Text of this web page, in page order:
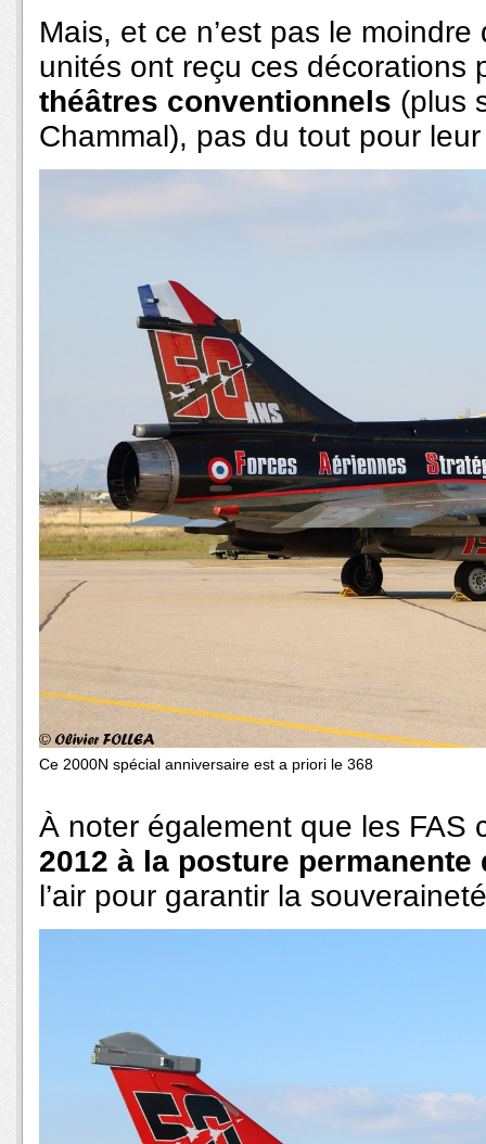
Mais, et ce n’est pas le
unités ont reçu ces décorations
théâtres conventionnels (plus
Chammal), pas du tout pour
Ce 2000N spécial anniversaire est a priori le 368
À noter également que les FAS
2012 à la posture permanente
l’air pour garantir la